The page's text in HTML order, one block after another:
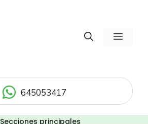
Menú
645053417
Secciones principales